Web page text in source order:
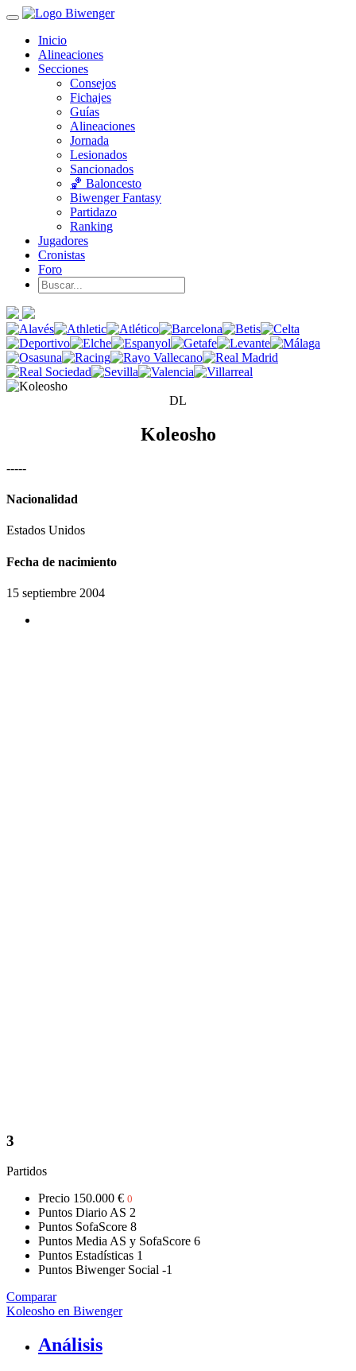
Inicio
Alineaciones
Secciones
Consejos
Fichajes
Guías
Alineaciones
Jornada
Lesionados
Sancionados
🏀 Baloncesto
Biwenger Fantasy
Partidazo
Ranking
Jugadores
Cronistas
Foro
DL
Koleosho
-----
Nacionalidad
Estados Unidos
Fecha de nacimiento
15 septiembre 2004
3
Partidos
Precio 150.000 € 0
Puntos Diario AS 2
Puntos SofaScore 8
Puntos Media AS y SofaScore 6
Puntos Estadísticas 1
Puntos Biwenger Social -1
Comparar
Koleosho en Biwenger
Análisis